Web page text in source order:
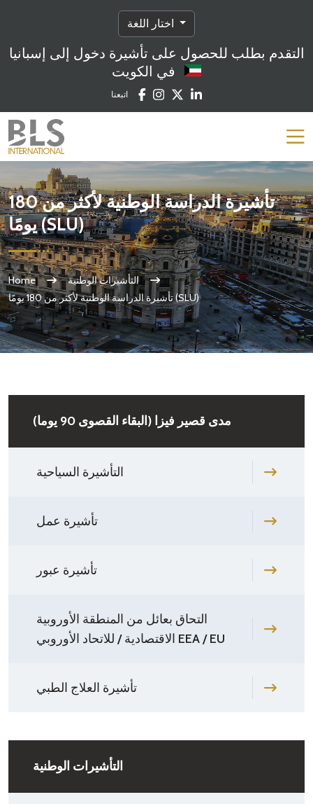
التقدم بطلب للحصول على تأشيرة دخول إلى إسبانيا
اتبعنا
تأشيرة الدراسة الوطنية لأكثر من 180
يومًا (SLU)
Home
التأشيرات الوطنية
تأشيرة الدراسة الوطنية لأكثر من 180 يومًا (SLU)
مدى قصير فيزا (البقاء القصوى 90 يوما)
التأشيرة السياحية
تأشيرة عمل
تأشيرة عبور
التحاق بعائل من المنطقة الأوروبية
الاقتصادية / للاتحاد الأوروبي EEA / EU
تأشيرة العلاج الطبي
التأشيرات الوطنية